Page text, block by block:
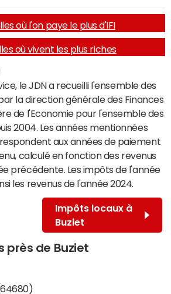
où l'on paye le plus d'IFI
où vivent les plus riches
le JDN a recueilli l'ensemble des
la direction générale des Finances
de l'Economie pour l'ensemble des
2004. Les années mentionnées
aux années de paiement
calculé en fonction des revenus
précédente. Les impôts de l'année
les revenus de l'année 2024.
Impôts locaux à
Buziet
près de Buziet